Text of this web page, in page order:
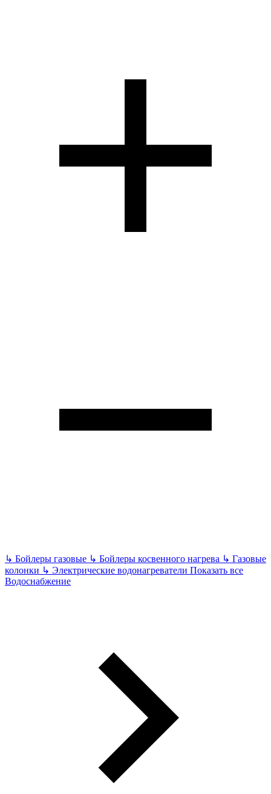
↳ Бойлеры газовые ↳ Бойлеры косвенного нагрева ↳ Газовые
колонки ↳ Электрические водонагреватели Показать все
Водоснабжение